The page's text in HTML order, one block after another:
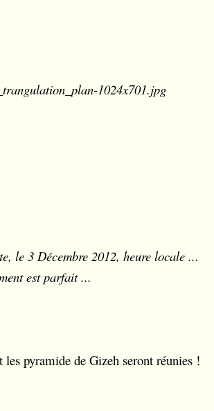
le 3 Décembre 2012, heure locale ...
est parfait ...
pyramide de Gizeh seront réunies !